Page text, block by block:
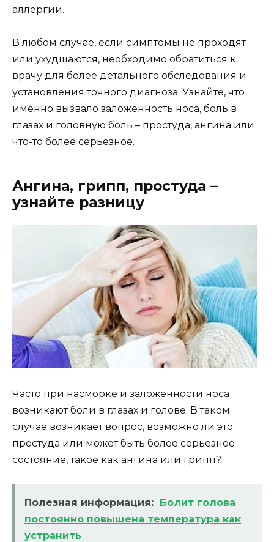
аллергии.
В любом случае, если симптомы не проходят
или ухудшаются, необходимо обратиться к
врачу для более детального обследования и
установления точного диагноза. Узнайте, что
именно вызвало заложенность носа, боль в
глазах и головную боль – простуда, ангина или
что-то более серьезное.
Ангина, грипп, простуда –
узнайте разницу
Часто при насморке и заложенности носа
возникают боли в глазах и голове. В таком
случае возникает вопрос, возможно ли это
простуда или может быть более серьезное
состояние, такое как ангина или грипп?
Полезная информация: Болит голова
постоянно повышена температура как
устранить